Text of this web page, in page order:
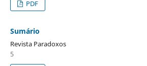
PDF
Sumário
Revista Paradoxos
5